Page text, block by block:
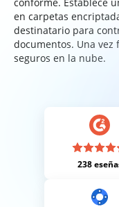
en carpetas
destinatario para
documentos. Una
seguros en la nube.
238